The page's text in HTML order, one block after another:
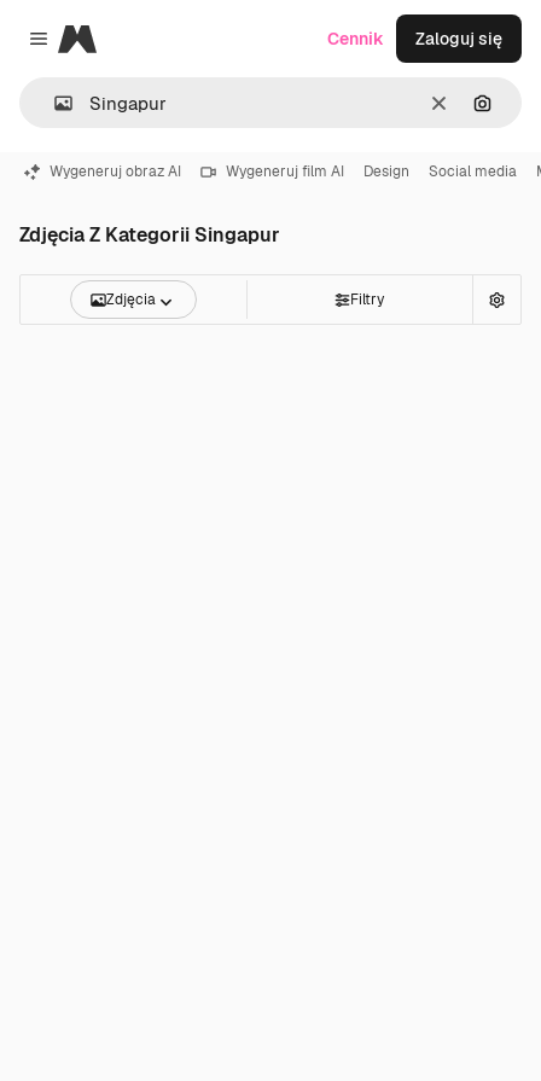
Close menu
Magnific
WyczyśćSzukaj
Cennik Zaloguj się
Wygeneruj obraz AI Wygeneruj film AI Design Social media
Zdjęcia Z Kategorii Singapur
Zdjęcia Filtry